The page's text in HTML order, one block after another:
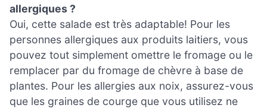
allergiques ?
Oui, cette salade est très adaptable! Pour les
personnes allergiques aux produits laitiers, vous
pouvez tout simplement omettre le fromage ou le
remplacer par du fromage de chèvre à base de
plantes. Pour les allergies aux noix, assurez-vous
que les graines de courge que vous utilisez ne